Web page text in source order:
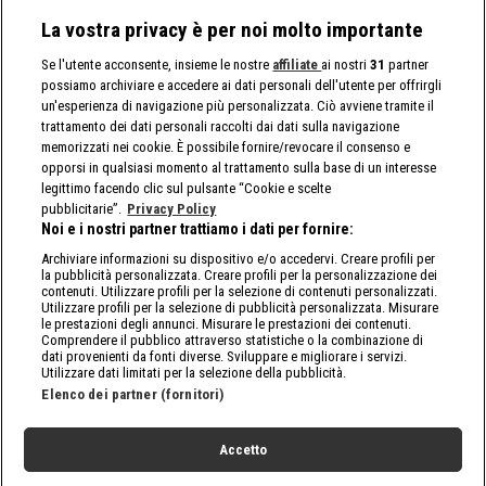
La vostra privacy è per noi molto importante
Se l'utente acconsente, insieme le nostre affiliate ai nostri31 partner
possiamo archiviare e accedere ai dati personali dell'utente per offrirgli
un'esperienza di navigazione più personalizzata. Ciò avviene tramite il
trattamento dei dati personali raccolti dai dati sulla navigazione
memorizzati nei cookie. È possibile fornire/revocare il consenso e
opporsi in qualsiasi momento al trattamento sulla base di un interesse
legittimo facendo clic sul pulsante “Cookie e scelte
pubblicitarie”. Privacy Policy
Noi e i nostri partner trattiamo i dati per fornire:
Archiviare informazioni su dispositivo e/o accedervi. Creare profili per
la pubblicità personalizzata. Creare profili per la personalizzazione dei
contenuti. Utilizzare profili per la selezione di contenuti personalizzati.
Utilizzare profili per la selezione di pubblicità personalizzata. Misurare
le prestazioni degli annunci. Misurare le prestazioni dei contenuti.
Comprendere il pubblico attraverso statistiche o la combinazione di
dati provenienti da fonti diverse. Sviluppare e migliorare i servizi.
Utilizzare dati limitati per la selezione della pubblicità.
Elenco dei partner (fornitori)
Accetto